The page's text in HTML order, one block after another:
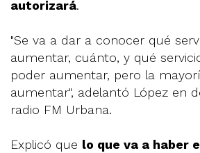
autorizará.
"Se va a dar a conocer qué
aumentar, cuánto, y qué
poder aumentar, pero la
aumentar", adelantó López en
radio FM Urbana.
Explicó que lo que va a haber